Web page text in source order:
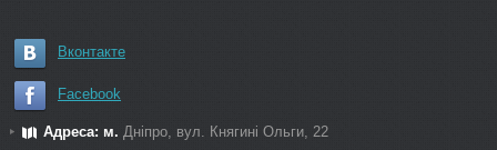
Вконтакте
Facebook
Адреса: м. Дніпро, вул. Княгині Ольги, 22